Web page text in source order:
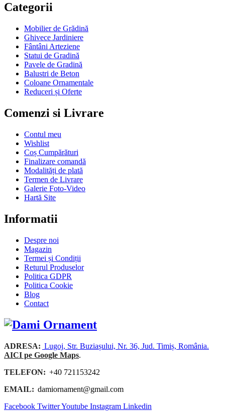
Categorii
Mobilier de Grădină
Ghivece Jardiniere
Fântâni Arteziene
Statui de Gradină
Pavele de Gradină
Balustri de Beton
Coloane Ornamentale
Reduceri și Oferte
Comenzi si Livrare
Contul meu
Wishlist
Coș Cumpărături
Finalizare comandă
Modalități de plată
Termen de Livrare
Galerie Foto-Video
Hartă Site
Informatii
Despre noi
Magazin
Termei și Condiții
Returul Produselor
Politica GDPR
Politica Cookie
Blog
Contact
ADRESA: Lugoj, Str. Buziașului, Nr. 36, Jud. Timiș, România.
AICI pe Google Maps.
TELEFON: +40 721153242
EMAIL: damiornament@gmail.com
Facebook TwitterYoutube Instagram Linkedin